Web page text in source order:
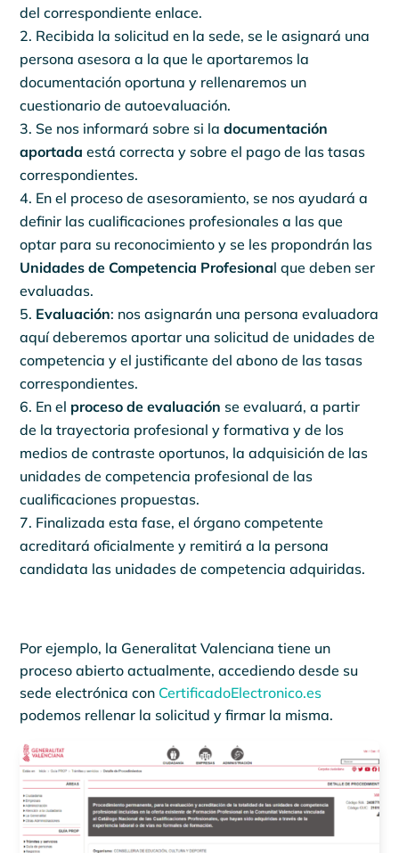
del correspondiente enlace.
Recibida la solicitud en la sede, se le asignará una
persona asesora a la que le aportaremos la
documentación oportuna y rellenaremos un
cuestionario de autoevaluación.
Se nos informará sobre si la documentación
aportada está correcta y sobre el pago de las tasas
correspondientes.
En el proceso de asesoramiento, se nos ayudará a
definir las cualificaciones profesionales a las que
optar para su reconocimiento y se les propondrán las
Unidades de Competencia Profesional que deben ser
evaluadas.
Evaluación: nos asignarán una persona evaluadora
aquí deberemos aportar una solicitud de unidades de
competencia y el justificante del abono de las tasas
correspondientes.
En el proceso de evaluación se evaluará, a partir
de la trayectoria profesional y formativa y de los
medios de contraste oportunos, la adquisición de las
unidades de competencia profesional de las
cualificaciones propuestas.
Finalizada esta fase, el órgano competente
acreditará oficialmente y remitirá a la persona
candidata las unidades de competencia adquiridas.
Por ejemplo, la Generalitat Valenciana tiene un
proceso abierto actualmente, accediendo desde su
sede electrónica con CertificadoElectronico.es
podemos rellenar la solicitud y firmar la misma.